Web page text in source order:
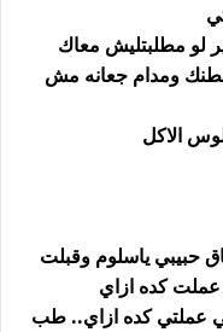
مطلبتليش معاك
ومدام جعانه مش
الاكل
حبيبي ياسلوم وقبلت
كده ازاي
عملتي كده ازاي.. طب